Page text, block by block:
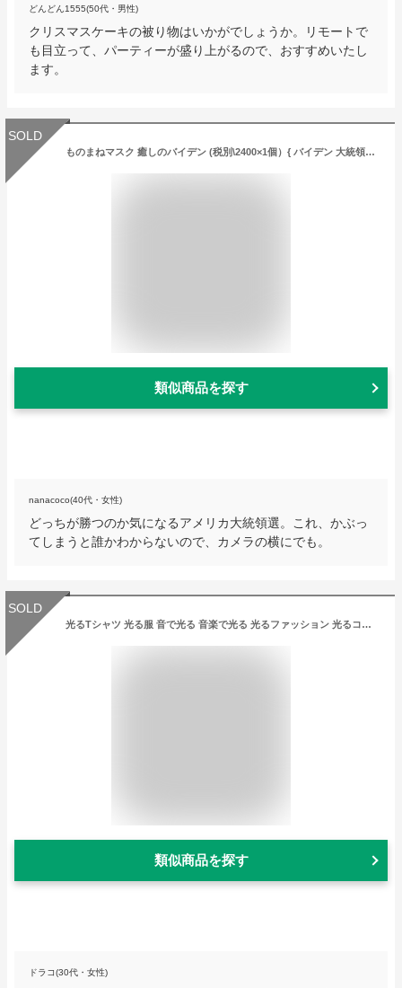
どんどん1555(50代・男性)
クリスマスケーキの被り物はいかがでしょうか。リモートで
も目立って、パーティーが盛り上がるので、おすすめいたし
ます。
SOLD
ものまねマスク 癒しのバイデン (税別\2400×1個）{ バイデン 大統領選 モノマネ コスプレ 仮装 トランプ }
類似商品を探す
nanacoco(40代・女性)
どっちが勝つのか気になるアメリカ大統領選。これ、かぶっ
てしまうと誰かわからないので、カメラの横にでも。
SOLD
光るTシャツ 光る服 音で光る 音楽で光る 光るファッション 光るコスチューム おもしろTシャツ おもしろいTシャツ ユニセックス 男性 女性 メンズ レディース おもしろ雑貨 光る 音 音楽 ELパネル LED 面白い パーティーグッズ ダンス衣装
類似商品を探す
ドラコ(30代・女性)